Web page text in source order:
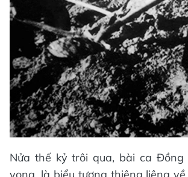
Nửa thế kỷ trôi qua, bài ca Đồng